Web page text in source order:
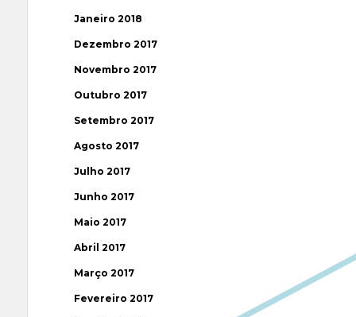
Janeiro 2018
Dezembro 2017
Novembro 2017
Outubro 2017
Setembro 2017
Agosto 2017
Julho 2017
Junho 2017
Maio 2017
Abril 2017
Março 2017
Fevereiro 2017